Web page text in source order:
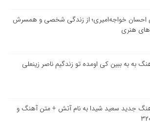
احسان خواجه‌امیری؛ از زندگی شخصی و همسرش
هنری
به به ببین کی اومده تو زندگیم ناصر زینعلی
جدید سعید شیدا به نام آتش + متن آهنگ و